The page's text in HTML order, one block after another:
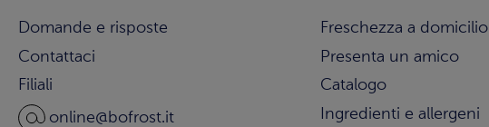
Domande e risposte
Contattaci
Filiali
online@bofrost.it
Freschezza a domicilio
Presenta un amico
Catalogo
Ingredienti e allergeni